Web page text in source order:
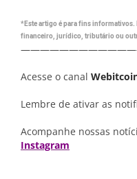
*Este artigo é para fins informativos.
financeiro, jurídico, tributário ou
Acesse o canal
Lembre de ativar as
Acompanhe nossas
Instagram